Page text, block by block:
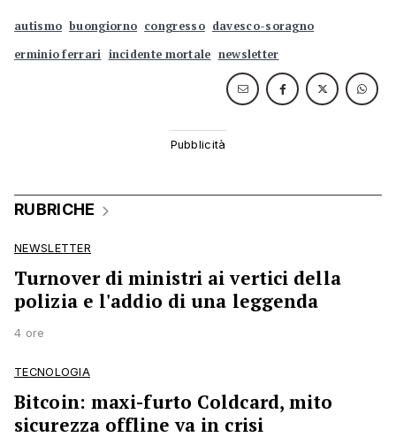
autismo buongiorno congresso davesco-soragno
erminio ferrari incidente mortale newsletter
RUBRICHE
NEWSLETTER
Turnover di ministri ai vertici della
polizia e l'addio di una leggenda
4 ore
TECNOLOGIA
Bitcoin: maxi-furto Coldcard, mito
sicurezza offline va in crisi